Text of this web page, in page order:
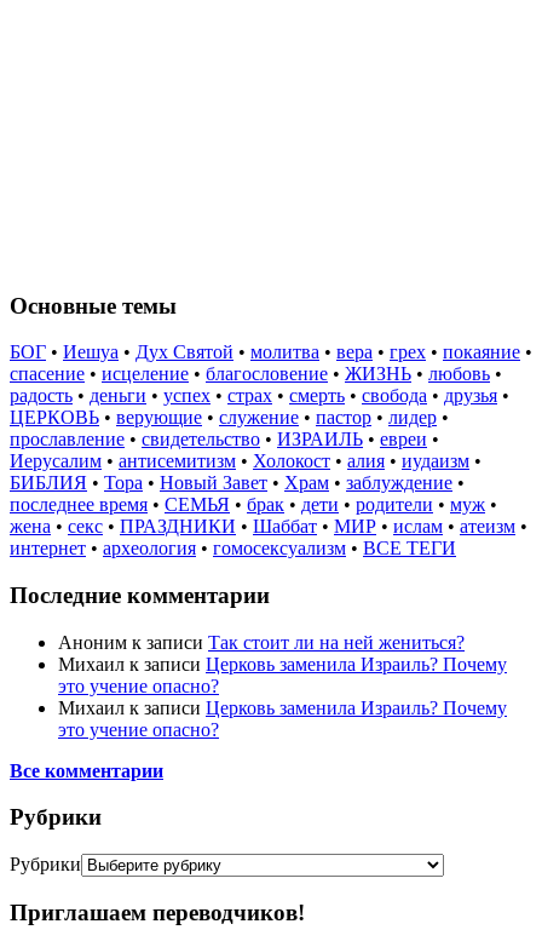
Основные темы
БОГ • Иешуа • Дух Святой • молитва • вера • грех • покаяние •
спасение • исцеление • благословение • ЖИЗНЬ • любовь •
радость • деньги • успех • страх • смерть • свобода • друзья •
ЦЕРКОВЬ • верующие • служение • пастор • лидер •
прославление • свидетельство • ИЗРАИЛЬ • евреи •
Иерусалим • антисемитизм • Холокост • алия • иудаизм •
БИБЛИЯ • Тора • Новый Завет • Храм • заблуждение •
последнее время • СЕМЬЯ • брак • дети • родители • муж •
жена • секс • ПРАЗДНИКИ • Шаббат • МИР • ислам • атеизм •
интернет • археология • гомосексуализм • ВСЕ ТЕГИ
Последние комментарии
Аноним к записи Так стоит ли на ней жениться?
Михаил к записи Церковь заменила Израиль? Почему
это учение опасно?
Михаил к записи Церковь заменила Израиль? Почему
это учение опасно?
Все комментарии
Рубрики
Рубрики
Приглашаем переводчиков!